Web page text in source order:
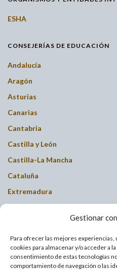
Gestionar
Para ofrecer las mejores
cookies para almacenar y/o acceder a
consentimiento de estas tecnologías
comportamiento de navegación o las
ESHA
CONSEJERÍAS DE EDUCACIÓN
Andalucía
Aragón
Asturias
Canarias
Cantabria
Castilla y León
Castilla-La Mancha
Cataluña
Extremadura
La Rioja
Madrid